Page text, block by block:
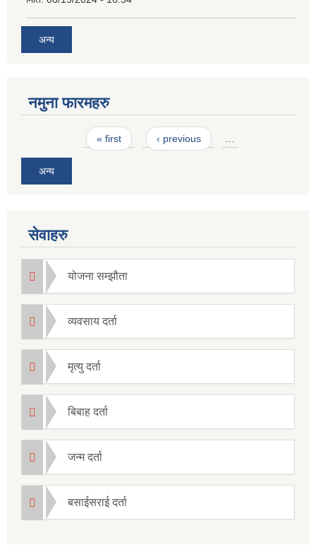
अन्य
नमुना फारमहरु
« first ‹ previous
अन्य
सेवाहरु
योजना सम्झौता
व्यवसाय दर्ता
मृत्यु दर्ता
बिबाह दर्ता
जन्म दर्ता
बसाईसराई दर्ता